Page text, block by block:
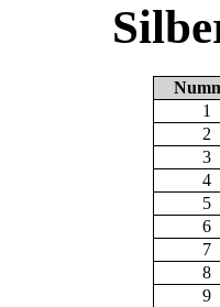
1
2
3
4
5
6
7
8
9